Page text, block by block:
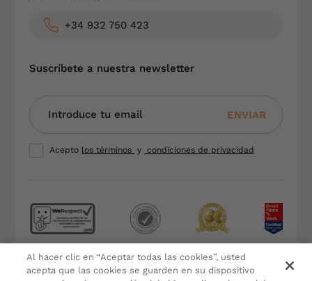
+34 932 750 423
Suscríbete a nuestra newsletter
ENVIAR
Acepto los términos y condiciones de privacidad
Terminos y condiciones
Política de Privacidad
Al hacer clic en “Aceptar todas las cookies”, usted
acepta que las cookies se guarden en su dispositivo